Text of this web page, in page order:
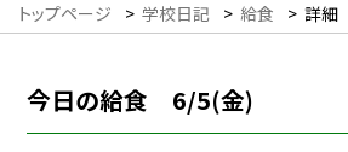
トップページ > 学校日記 > 給食 > 詳細
今日の給食 6/5(金)